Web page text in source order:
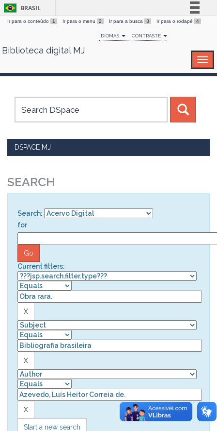
Skip
BRASIL
Simplifique!
Comunica BR
Canais
Ir para o conteúdo 1 Ir para o menu 2 Ir para a busca 3 Ir para o rodapé 4
IDIOMAS CONTRASTE
Biblioteca digital MJ
DSPACE MJ
SEARCH
Search:
for
Current filters:
Start a new search